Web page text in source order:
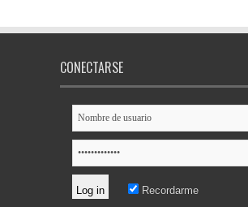
CONECTARSE
Recordarme